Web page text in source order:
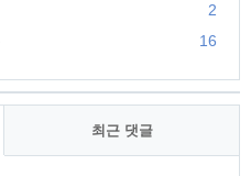
2
16
최근 댓글